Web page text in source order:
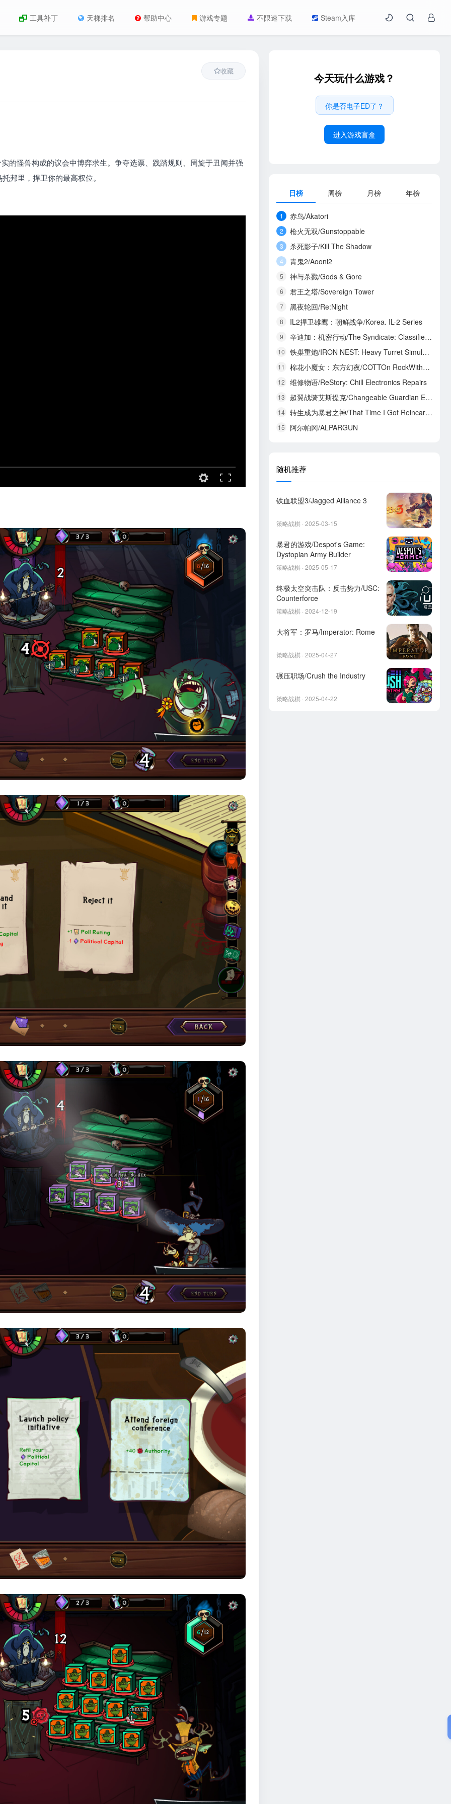
工具补丁 天梯排名 帮助中心 游戏专题 不限速下载 Steam入库
收藏
的怪兽构成的议会中博弈求生。争夺选票、践踏规则、周旋于丑闻并强
邦里，捍卫你的最高权位。
今天玩什么游戏？
你是否电子ED了？
进入游戏盲盒
日榜 周榜 月榜 年榜
1 赤鸟/Akatori
2 枪火无双/Gunstoppable
3 杀死影子/Kill The Shadow
4 青鬼2/Aooni2
5 神与杀戮/Gods & Gore
6 君王之塔/Sovereign Tower
7 黑夜轮回/Re:Night
8 IL2捍卫雄鹰：朝鲜战争/Korea. IL-2 Series
9 辛迪加：机密行动/The Syndicate: Classified Operations
10 铁巢重炮/IRON NEST: Heavy Turret Simulator
11 棉花小魔女：东方幻夜/COTTOn RockWithYou -ORIENTAL NIGHT DREAMS-
12 维修物语/ReStory: Chill Electronics Repairs
13 超翼战骑艾斯提克/Changeable Guardian ESTIQUE
14 转生成为暴君之神/That Time I Got Reincarnated as a Tyrant God
15 阿尔帕冈/ALPARGUN
随机推荐
铁血联盟3/Jagged Alliance 3
策略战棋 · 2025-03-15
暴君的游戏/Despot's Game:
Dystopian Army Builder
策略战棋 · 2025-05-17
终极太空突击队：反击势力/USC:
Counterforce
策略战棋 · 2024-12-19
大将军：罗马/Imperator: Rome
策略战棋 · 2025-04-27
碾压职场/Crush the Industry
策略战棋 · 2025-04-22